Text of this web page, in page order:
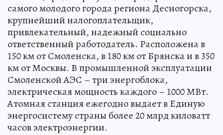
самого молодого города региона Десногорска,
крупнейший налогоплательщик,
привлекательный, надежный социально
ответственный работодатель. Расположена в
150 км от Смоленска, в 180 км от Брянска и в 350
км от Москвы. В промышленной эксплуатации
Смоленской АЭС – три энергоблока,
электрическая мощность каждого – 1000 МВт.
Атомная станция ежегодно выдает в Единую
энергосистему страны более 20 млрд киловатт
часов электроэнергии.